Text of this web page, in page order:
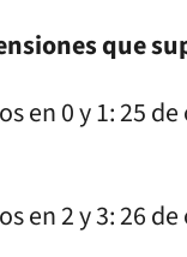
que
en 0 y 1: 25 de
en 2 y 3: 26 de